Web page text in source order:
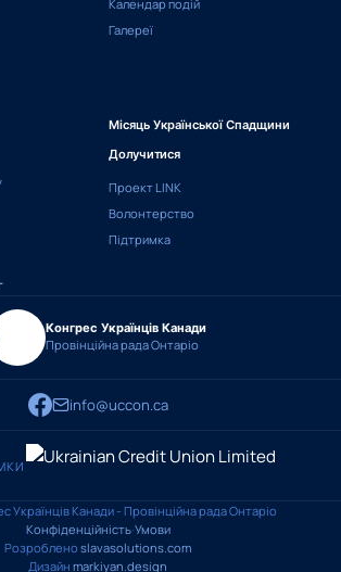
Календар подій
Галереї
Місяць Української Спадщини
Долучитися
Проект LINK
Волонтерство
Підтримка
Конгрес Українців Канади
Провінційна рада Онтаріо
info@uccon.ca
Українців Канади - Провінційна рада Онтаріо
Конфіденційність·Умови
Розроблено slavasolutions.com
Дизайн markiyan.design